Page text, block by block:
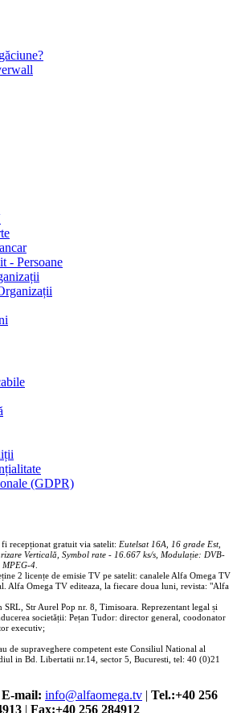
- Persoane
(GDPR)
recepționat gratuit via satelit: Eutelsat 16A, 16 grade Est,
Verticală, Symbol rate - 16.667 ks/s, Modulație: DVB-
MPEG-4
2 licențe de emisie TV pe satelit: canalele Alfa Omega TV
Alfa Omega TV editeaza, la fiecare doua luni, revista: "Alfa
Str Aurel Pop nr. 8, Timisoara. Reprezentant legal și
societății: Pețan Tudor: director general, coodonator
executiv;
de supraveghere competent este Consiliul National al
in Bd. Libertatii nr.14, sector 5, Bucuresti, tel: 40 (0)21
E-mail: info@alfaomega.tv | Tel.:+40 256
| Fax:+40 256 284912